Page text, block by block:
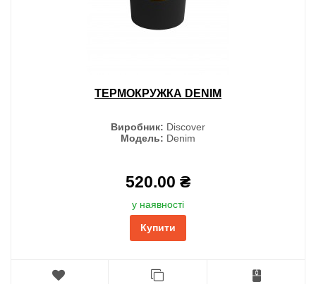
ТЕРМОКРУЖКА DENIM
Виробник: Discover
Модель: Denim
520.00 ₴
у наявності
Купити